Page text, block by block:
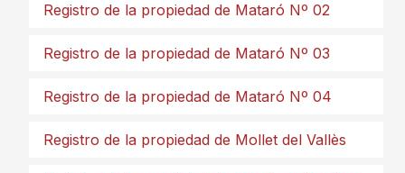
Registro de la propiedad de Mataró Nº 02
Registro de la propiedad de Mataró Nº 03
Registro de la propiedad de Mataró Nº 04
Registro de la propiedad de Mollet del Vallès